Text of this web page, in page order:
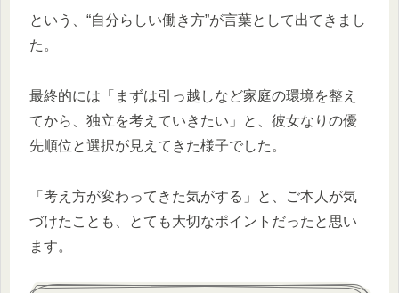
という、“自分らしい働き方”が言葉として出てきまし
た。
最終的には「まずは引っ越しなど家庭の環境を整え
てから、独立を考えていきたい」と、彼女なりの優
先順位と選択が見えてきた様子でした。
「考え方が変わってきた気がする」と、ご本人が気
づけたことも、とても大切なポイントだったと思い
ます。